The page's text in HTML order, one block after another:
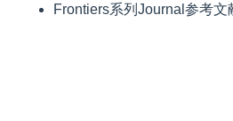
Frontiers系列Journal参考文